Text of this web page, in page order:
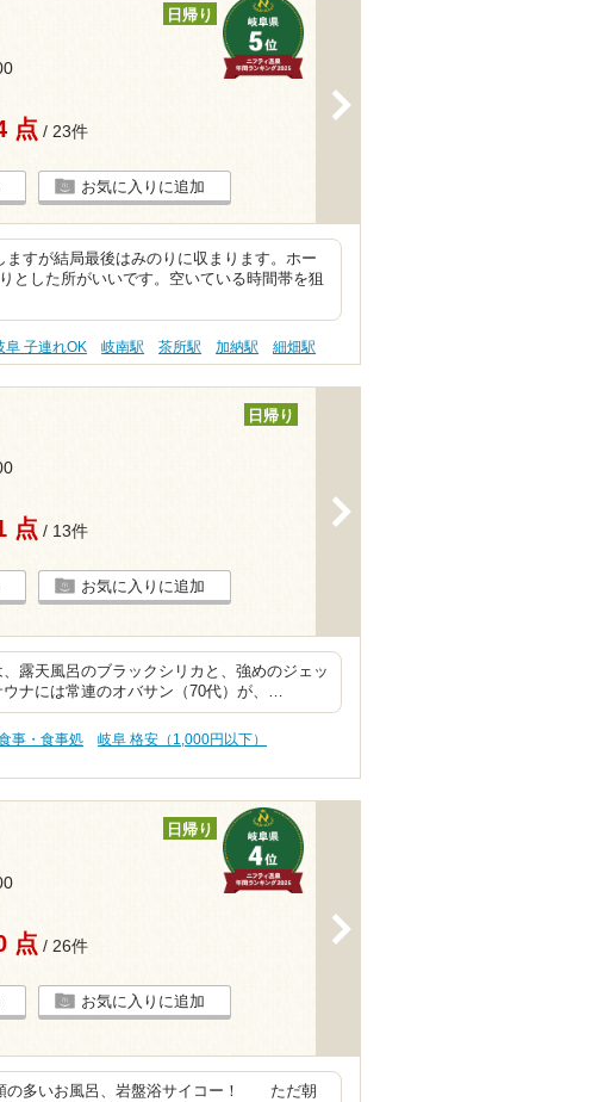
日帰り
点 / 23件
お気に入りに追加
すが結局最後はみのりに収まります。ホー
とした所がいいです。空いている時間帯を狙
阜 子連れOK 岐南駅 茶所駅 加納駅 細畑駅
日帰り
点 / 13件
お気に入りに追加
露天風呂のブラックシリカと、強めのジェッ
ウナには常連のオバサン（70代）が、…
事・食事処
岐阜 格安（1,000円以下）
日帰り
点 / 26件
お気に入りに追加
の多いお風呂、岩盤浴サイコー！ ただ朝